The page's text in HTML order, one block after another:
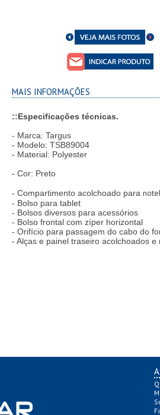
MAIS INFORMAÇÕES
::Especificações técnicas.
- Marca: Targus
- Modelo: TSB89004
- Material: Polyester
- Cor: Preto
- Compartimento acolchoado para
- Bolso para tablet
- Bolsos diversos para acessórios
- Bolso frontal com zíper horizontal
- Orifício para passagem do cabo do
- Alças e painel traseiro acolchoados